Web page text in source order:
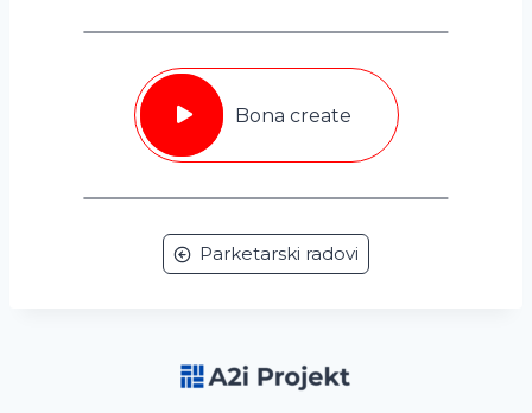
Bona create
Parketarski radovi